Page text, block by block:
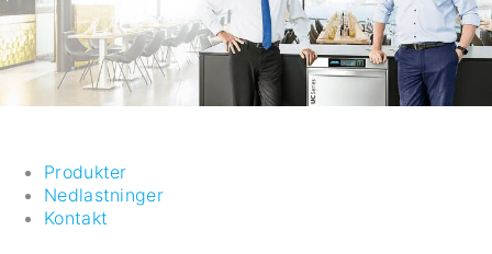
Produkter
Nedlastninger
Kontakt